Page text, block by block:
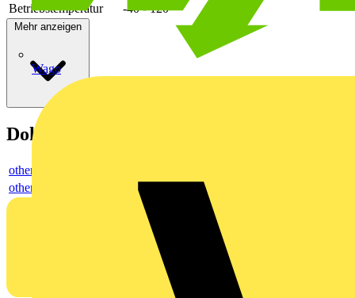
Wago
Betriebstemperatur
-40 - 120
Mehr anzeigen
Dokumente
others
others